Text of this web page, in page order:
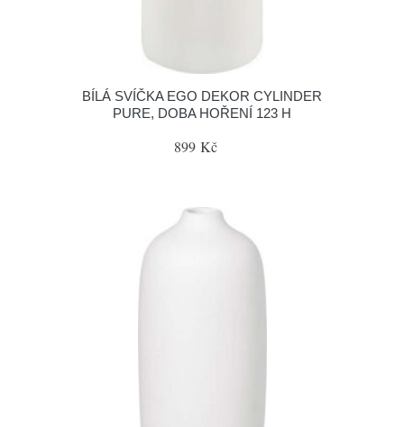
BÍLÁ SVÍČKA EGO DEKOR CYLINDER
PURE, DOBA HOŘENÍ 123 H
899 Kč